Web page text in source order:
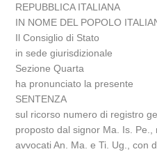
REPUBBLICA ITALIANA
IN NOME DEL POPOLO
Il Consiglio di Stato
in sede giurisdizionale
Sezione Quarta
ha pronunciato la presente
SENTENZA
sul ricorso numero di registro
proposto dal signor Ma. Is.
avvocati An. Ma. e Ti. Ug., con